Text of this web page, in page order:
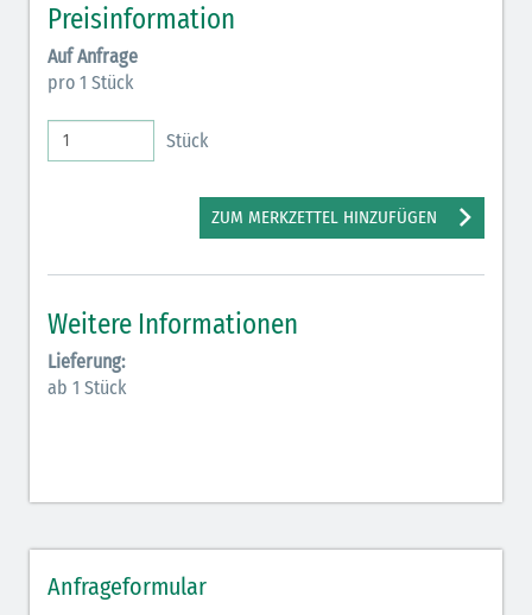
Preisinformation
Auf Anfrage
pro 1 Stück
Stück
ZUM MERKZETTEL HINZUFÜGEN
Weitere Informationen
Lieferung:
ab 1 Stück
Anfrageformular